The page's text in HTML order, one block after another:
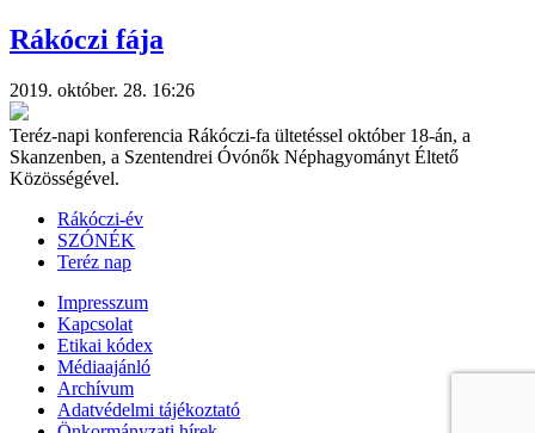
Rákóczi fája
2019. október. 28. 16:26
Teréz-napi konferencia Rákóczi-fa ültetéssel október 18-án, a
Skanzenben, a Szentendrei Óvónők Néphagyományt Éltető
Közösségével.
Rákóczi-év
SZÓNÉK
Teréz nap
Impresszum
Kapcsolat
Etikai kódex
Médiaajánló
Archívum
Adatvédelmi tájékoztató